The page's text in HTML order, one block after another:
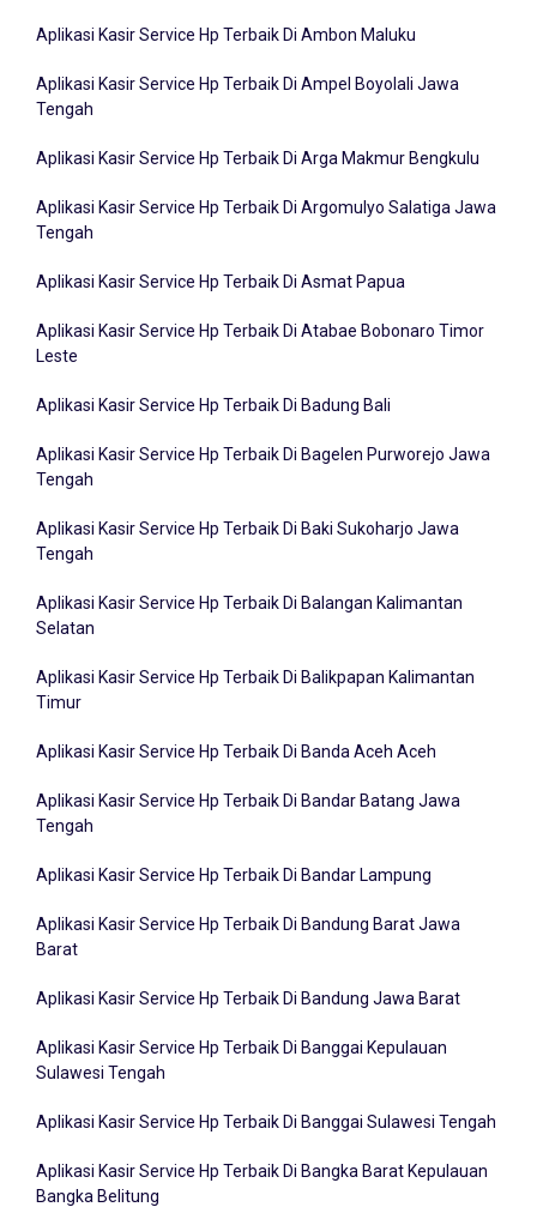
Aplikasi Kasir Service Hp Terbaik Di Ambon Maluku
Aplikasi Kasir Service Hp Terbaik Di Ampel Boyolali Jawa
Tengah
Aplikasi Kasir Service Hp Terbaik Di Arga Makmur Bengkulu
Aplikasi Kasir Service Hp Terbaik Di Argomulyo Salatiga Jawa
Tengah
Aplikasi Kasir Service Hp Terbaik Di Asmat Papua
Aplikasi Kasir Service Hp Terbaik Di Atabae Bobonaro Timor
Leste
Aplikasi Kasir Service Hp Terbaik Di Badung Bali
Aplikasi Kasir Service Hp Terbaik Di Bagelen Purworejo Jawa
Tengah
Aplikasi Kasir Service Hp Terbaik Di Baki Sukoharjo Jawa
Tengah
Aplikasi Kasir Service Hp Terbaik Di Balangan Kalimantan
Selatan
Aplikasi Kasir Service Hp Terbaik Di Balikpapan Kalimantan
Timur
Aplikasi Kasir Service Hp Terbaik Di Banda Aceh Aceh
Aplikasi Kasir Service Hp Terbaik Di Bandar Batang Jawa
Tengah
Aplikasi Kasir Service Hp Terbaik Di Bandar Lampung
Aplikasi Kasir Service Hp Terbaik Di Bandung Barat Jawa
Barat
Aplikasi Kasir Service Hp Terbaik Di Bandung Jawa Barat
Aplikasi Kasir Service Hp Terbaik Di Banggai Kepulauan
Sulawesi Tengah
Aplikasi Kasir Service Hp Terbaik Di Banggai Sulawesi Tengah
Aplikasi Kasir Service Hp Terbaik Di Bangka Barat Kepulauan
Bangka Belitung